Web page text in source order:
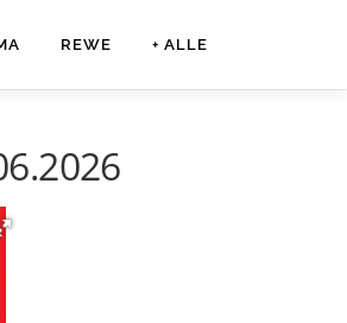
REWE + ALLE